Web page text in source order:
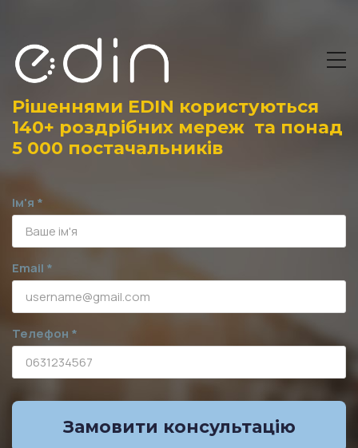
Рішеннями EDIN користуються
140+ роздрібних мереж та понад
5 000 постачальників
Ім'я *
Email *
Телефон *
Замовити консультацію